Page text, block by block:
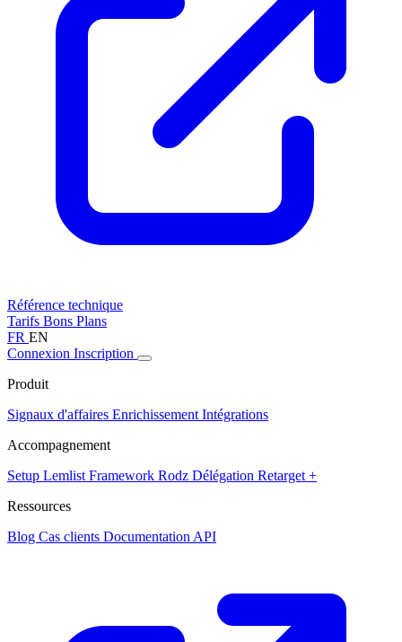
Référence technique
Tarifs Bons Plans
FR EN
Connexion Inscription
Produit
Signaux d'affaires Enrichissement Intégrations
Accompagnement
Setup Lemlist Framework Rodz Délégation Retarget +
Ressources
Blog Cas clients Documentation API